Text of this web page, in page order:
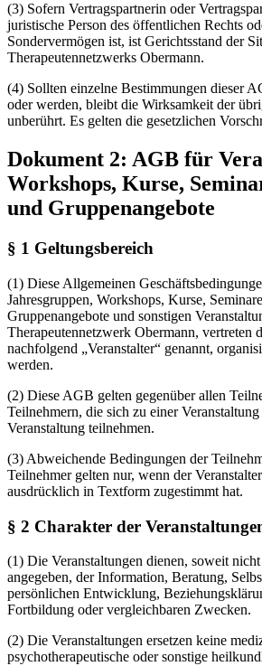
(3) Sofern Vertragspartnerin oder
juristische Person des öffentlichen Rechts
Sondervermögen ist, ist Gerichtsstand der
Therapeutennetzwerks Obermann.
(4) Sollten einzelne Bestimmungen dieser
oder werden, bleibt die Wirksamkeit der
unberührt. Es gelten die gesetzlichen
Dokument 2: AGB für
Workshops, Kurse,
und Gruppenangebote
§ 1 Geltungsbereich
(1) Diese Allgemeinen
Jahresgruppen, Workshops, Kurse,
Gruppenangebote und sonstigen
Therapeutennetzwerk Obermann, vertreten
nachfolgend „Veranstalter“ genannt,
werden.
(2) Diese AGB gelten gegenüber allen
Teilnehmern, die sich zu einer
Veranstaltung teilnehmen.
(3) Abweichende Bedingungen der
Teilnehmer gelten nur, wenn der
ausdrücklich in Textform zugestimmt hat.
§ 2 Charakter der
(1) Die Veranstaltungen dienen, soweit
angegeben, der Information, Beratung,
persönlichen Entwicklung,
Fortbildung oder vergleichbaren Zwecken.
(2) Die Veranstaltungen ersetzen keine
psychotherapeutische oder sonstige